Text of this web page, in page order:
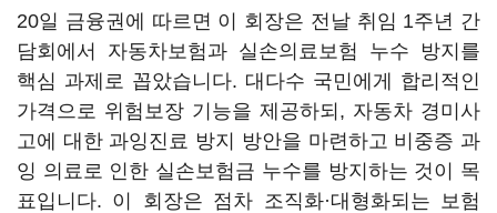
20일 금융권에 따르면 이 회장은 전날 취임 1주년 간
담회에서 자동차보험과 실손의료보험 누수 방지를
핵심 과제로 꼽았습니다. 대다수 국민에게 합리적인
가격으로 위험보장 기능을 제공하되, 자동차 경미사
고에 대한 과잉진료 방지 방안을 마련하고 비중증 과
잉 의료로 인한 실손보험금 누수를 방지하는 것이 목
표입니다. 이 회장은 점차 조직화·대형화되는 보험